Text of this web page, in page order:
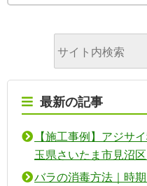
最新の記事
【施工事例】アジサ
玉県さいたま市見沼
バラの消毒方法｜時